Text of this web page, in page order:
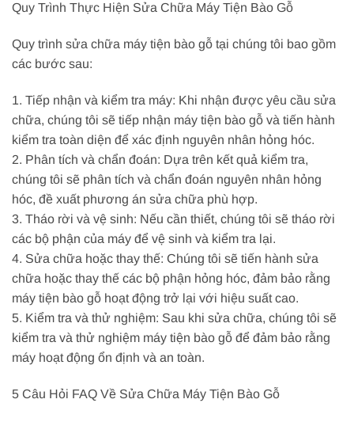
Quy Trình Thực Hiện Sửa Chữa Máy Tiện Bào Gỗ
Quy trình sửa chữa máy tiện bào gỗ tại chúng tôi bao gồm
các bước sau:
1. Tiếp nhận và kiểm tra máy: Khi nhận được yêu cầu sửa
chữa, chúng tôi sẽ tiếp nhận máy tiện bào gỗ và tiến hành
kiểm tra toàn diện để xác định nguyên nhân hỏng hóc.
2. Phân tích và chẩn đoán: Dựa trên kết quả kiểm tra,
chúng tôi sẽ phân tích và chẩn đoán nguyên nhân hỏng
hóc, đề xuất phương án sửa chữa phù hợp.
3. Tháo rời và vệ sinh: Nếu cần thiết, chúng tôi sẽ tháo rời
các bộ phận của máy để vệ sinh và kiểm tra lại.
4. Sửa chữa hoặc thay thế: Chúng tôi sẽ tiến hành sửa
chữa hoặc thay thế các bộ phận hỏng hóc, đảm bảo rằng
máy tiện bào gỗ hoạt động trở lại với hiệu suất cao.
5. Kiểm tra và thử nghiệm: Sau khi sửa chữa, chúng tôi sẽ
kiểm tra và thử nghiệm máy tiện bào gỗ để đảm bảo rằng
máy hoạt động ổn định và an toàn.
5 Câu Hỏi FAQ Về Sửa Chữa Máy Tiện Bào Gỗ